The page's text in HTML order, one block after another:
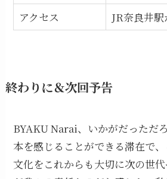
アクセス JR奈良井
終わりに＆次回予告
BYAKU Narai、いかがだっただ
本を感じることができる滞在で
文化をこれからも大切に次の世